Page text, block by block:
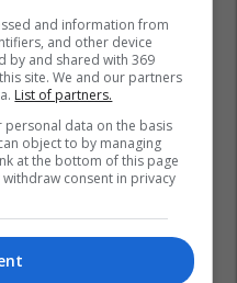
Zgjedhjet Lokale 2017
and information from
and other device
by and shared with 369
site. We and our partners
List of partners.
personal data on the basis
object to by managing
at the bottom of this page
consent in privacy